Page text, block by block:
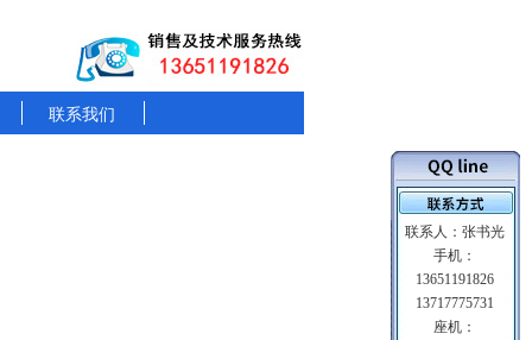
联系我们
联系人：张书光
手机：
13651191826
13717775731
座机：